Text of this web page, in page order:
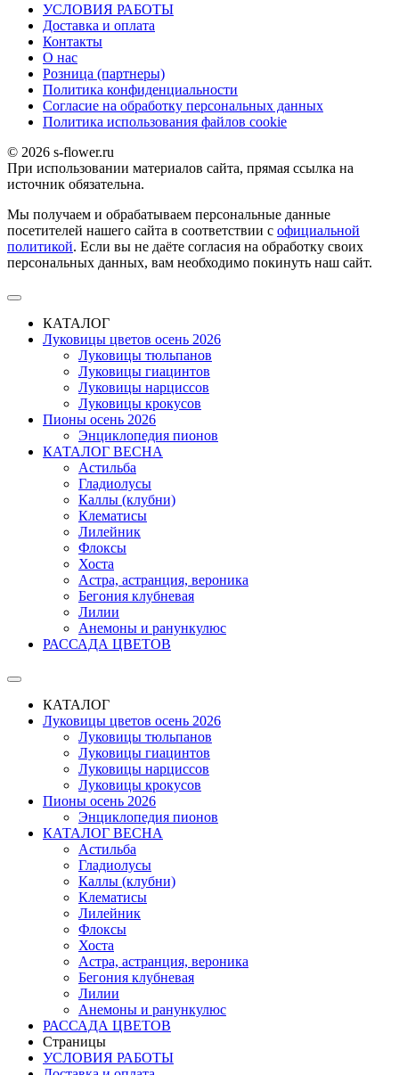
УСЛОВИЯ РАБОТЫ
Доставка и оплата
Контакты
О наc
Розница (партнеры)
Политика конфиденциальности
Согласие на обработку персональных данных
Политика использования файлов сookie
© 2026 s-flower.ru
При использовании материалов сайта, прямая ссылка на
источник обязательна.
Мы получаем и обрабатываем персональные данные
посетителей нашего сайта в соответствии с официальной
политикой. Если вы не даёте согласия на обработку своих
персональных данных, вам необходимо покинуть наш сайт.
КАТАЛОГ
Луковицы цветов осень 2026
Луковицы тюльпанов
Луковицы гиацинтов
Луковицы нарциссов
Луковицы крокусов
Пионы осень 2026
Энциклопедия пионов
КАТАЛОГ ВЕСНА
Астильба
Гладиолусы
Каллы (клубни)
Клематисы
Лилейник
Флоксы
Хоста
Астра, астранция, вероника
Бегония клубневая
Лилии
Анемоны и ранункулюс
РАССАДА ЦВЕТОВ
КАТАЛОГ
Луковицы цветов осень 2026
Луковицы тюльпанов
Луковицы гиацинтов
Луковицы нарциссов
Луковицы крокусов
Пионы осень 2026
Энциклопедия пионов
КАТАЛОГ ВЕСНА
Астильба
Гладиолусы
Каллы (клубни)
Клематисы
Лилейник
Флоксы
Хоста
Астра, астранция, вероника
Бегония клубневая
Лилии
Анемоны и ранункулюс
РАССАДА ЦВЕТОВ
Страницы
УСЛОВИЯ РАБОТЫ